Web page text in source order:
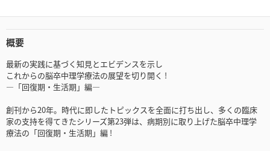
概要
最新の実践に基づく知見とエビデンスを示し
これからの脳卒中理学療法の展望を切り開く !
―「回復期・生活期」編―
創刊から20年。時代に即したトピックスを全面に打ち出し、多くの臨床
家の支持を得てきたシリーズ第23弾は、病期別に取り上げた脳卒中理学
療法の「回復期・生活期」編 !